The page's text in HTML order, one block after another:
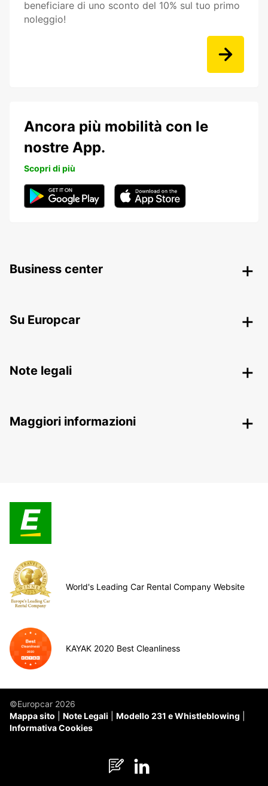
beneficiare di uno sconto del 10% sul tuo primo
noleggio!
Ancora più mobilità con le
nostre App.
Scopri di più
Business center
Su Europcar
Note legali
Maggiori informazioni
World's Leading Car Rental Company Website
KAYAK 2020 Best Cleanliness
©Europcar 2026
Mappa sito
Note Legali
Modello 231 e Whistleblowing
Informativa Cookies